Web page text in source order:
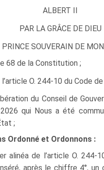
ALBERT II
PAR LA GRÂCE DE DIEU
PRINCE SOUVERAIN DE
68 de la Constitution ;
l’article O. 244‑10 du Code
du Conseil de
qui Nous a été
;
Ordonné et Ordonnons :
alinéa de l’article O.
après le chiffre 4°, un